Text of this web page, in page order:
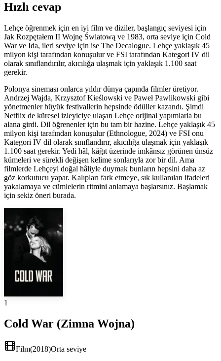
Hızlı cevap
Lehçe öğrenmek için en iyi film ve diziler, başlangıç seviyesi için
Jak Rozpętałem II Wojnę Światową ve 1983, orta seviye için Cold
War ve Ida, ileri seviye için ise The Decalogue. Lehçe yaklaşık 45
milyon kişi tarafından konuşulur ve FSI tarafından Kategori IV dil
olarak sınıflandırılır, akıcılığa ulaşmak için yaklaşık 1.100 saat
gerekir.
Polonya sineması onlarca yıldır dünya çapında filmler üretiyor.
Andrzej Wajda, Krzysztof Kieślowski ve Paweł Pawlikowski gibi
yönetmenler büyük festivallerin hepsinde ödüller kazandı. Şimdi
Netflix de küresel izleyiciye ulaşan Lehçe orijinal yapımlarla bu
alana girdi. Dil öğrenenler için bu tam bir hazine. Lehçe yaklaşık 45
milyon kişi tarafından konuşulur (Ethnologue, 2024) ve FSI onu
Kategori IV dil olarak sınıflandırır, akıcılığa ulaşmak için yaklaşık
1.100 saat gerekir. Yedi hâl, kâğıt üzerinde imkânsız görünen ünsüz
kümeleri ve sürekli değişen kelime sonlarıyla zor bir dil. Ama
filmlerde Lehçeyi doğal hâliyle duymak bunların hepsini daha az
göz korkutucu yapar. Kalıpları fark etmeye, sık kullanılan ifadeleri
yakalamaya ve cümlelerin ritmini anlamaya başlarsınız. Başlamak
için sekiz öneri burada.
1
Cold War (Zimna Wojna)
Film(2018)Orta seviye